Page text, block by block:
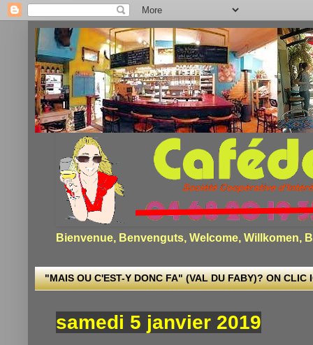
Bienvenue, Benvenguts, Welcome, Willkomen,
"MAIS OU C'EST-Y DONC FA" (VAL DU FABY)? ON CLIC
samedi 5 janvier 2019